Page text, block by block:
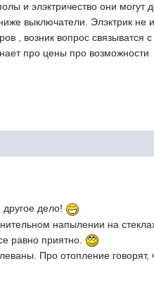
и элэктричество они могут
выключатели. Элэктрик не
, возник вопрос связыватся
про цены про возможности
дело!
напылении на
равно приятно.
Про отопление говорят,